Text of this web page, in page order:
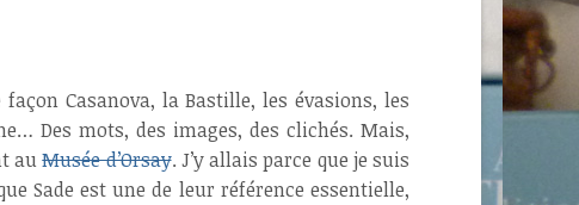
Casanova, la Bastille, les évasions, les
Des mots, des images, des clichés. Mais,
auMusée d’Orsay. J’y allais parce que je suis
Sade est une de leur référence essentielle,